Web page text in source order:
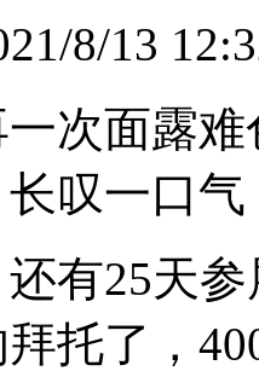
8/13
次面露难
叹一口
有25天
托了，